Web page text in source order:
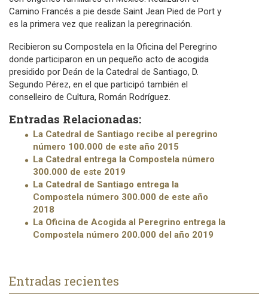
Camino Francés a pie desde Saint Jean Pied de Port y
es la primera vez que realizan la peregrinación.
Recibieron su Compostela en la Oficina del Peregrino
donde participaron en un pequeño acto de acogida
presidido por Deán de la Catedral de Santiago, D.
Segundo Pérez, en el que participó también el
conselleiro de Cultura, Román Rodríguez.
Entradas Relacionadas:
La Catedral de Santiago recibe al peregrino
número 100.000 de este año 2015
La Catedral entrega la Compostela número
300.000 de este 2019
La Catedral de Santiago entrega la
Compostela número 300.000 de este año
2018
La Oficina de Acogida al Peregrino entrega la
Compostela número 200.000 del año 2019
Entradas recientes